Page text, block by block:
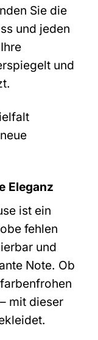
Sie die
und jeden
und
Eleganz
ist ein
fehlen
und
Note. Ob
mit dieser